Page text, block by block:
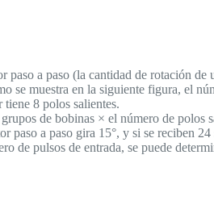
paso a paso (la cantidad de rotación de
se muestra en la siguiente figura, el
8 polos salientes.
de bobinas × el número de polos
paso a paso gira 15°, y si se reciben 24
de pulsos de entrada, se puede